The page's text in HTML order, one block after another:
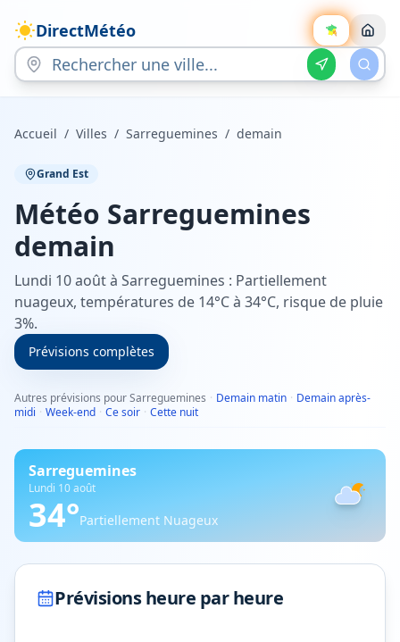
DirectMétéo
Accueil / Villes / Sarreguemines / demain
Grand Est
Météo Sarreguemines
demain
Lundi 10 août à Sarreguemines : Partiellement
nuageux, températures de 14°C à 34°C, risque de pluie
3%.
Prévisions complètes
Autres prévisions pour Sarreguemines · Demain matin · Demain après-
midi · Week-end · Ce soir · Cette nuit
Sarreguemines
Lundi 10 août
34°Partiellement Nuageux
Prévisions heure par heure